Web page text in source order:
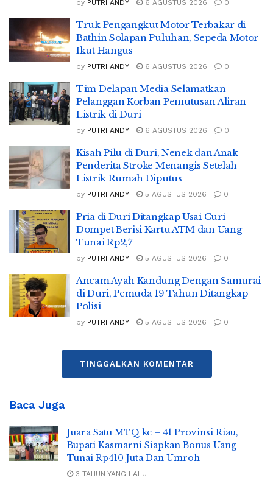
by PUTRI ANDY 6 AGUSTUS 2026 0
Truk Pengangkut Motor Terbakar di
Bathin Solapan Puluhan, Sepeda Motor
Ikut Hangus
by PUTRI ANDY 6 AGUSTUS 2026 0
Tim Delapan Media Selamatkan
Pelanggan Korban Pemutusan Aliran
Listrik di Duri
by PUTRI ANDY 6 AGUSTUS 2026 0
Kisah Pilu di Duri, Nenek dan Anak
Penderita Stroke Menangis Setelah
Listrik Rumah Diputus
by PUTRI ANDY 5 AGUSTUS 2026 0
Pria di Duri Ditangkap Usai Curi
Dompet Berisi Kartu ATM dan Uang
Tunai Rp2,7
by PUTRI ANDY 5 AGUSTUS 2026 0
Ancam Ayah Kandung Dengan Samurai
di Duri, Pemuda 19 Tahun Ditangkap
Polisi
by PUTRI ANDY 5 AGUSTUS 2026 0
TINGGALKAN KOMENTAR
Baca Juga
Juara Satu MTQ ke – 41 Provinsi Riau,
Bupati Kasmarni Siapkan Bonus Uang
Tunai Rp410 Juta Dan Umroh
3 TAHUN YANG LALU